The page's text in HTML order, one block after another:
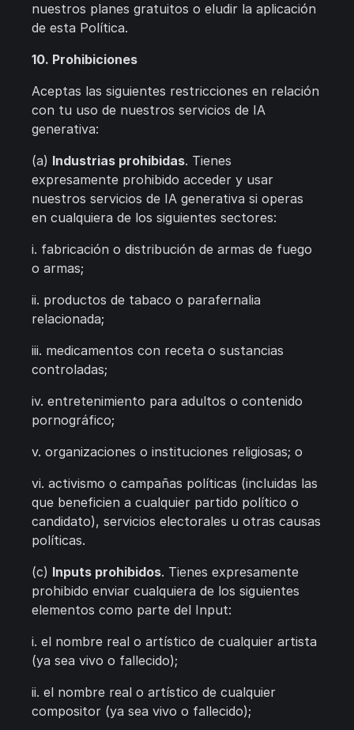
nuestros planes gratuitos o eludir la aplicación
de esta Política.
10. Prohibiciones
Aceptas las siguientes restricciones en relación
con tu uso de nuestros servicios de IA
generativa:
(a) Industrias prohibidas. Tienes
expresamente prohibido acceder y usar
nuestros servicios de IA generativa si operas
en cualquiera de los siguientes sectores:
i. fabricación o distribución de armas de fuego
o armas;
ii. productos de tabaco o parafernalia
relacionada;
iii. medicamentos con receta o sustancias
controladas;
iv. entretenimiento para adultos o contenido
pornográfico;
v. organizaciones o instituciones religiosas; o
vi. activismo o campañas políticas (incluidas las
que beneficien a cualquier partido político o
candidato), servicios electorales u otras causas
políticas.
(c) Inputs prohibidos. Tienes expresamente
prohibido enviar cualquiera de los siguientes
elementos como parte del Input:
i. el nombre real o artístico de cualquier artista
(ya sea vivo o fallecido);
ii. el nombre real o artístico de cualquier
compositor (ya sea vivo o fallecido);